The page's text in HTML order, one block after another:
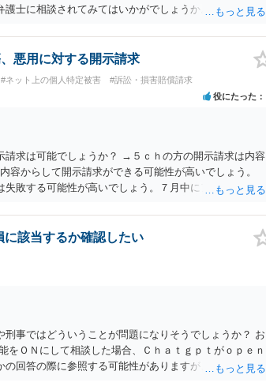
士に相談されてみてはいかがでしょうか。 また同時並
悪用に対する開示請求
#ネット上の個人特定被害 #訴訟・損害賠償請求
役にたった
請求は可能でしょうか？ →５ｃｈの方の開示請求は内容
からして開示請求ができる可能性が高いでしょう。
敗する可能性が高いでしょう。７月中にアカウントが
でしょうか？ →訴訟外の交渉で相手方が認めれば負担さ
合は、実際の弁護士費用が認められる場合と認められ
該当するか確認したい
事ではどういうことが問題になりそうでしょうか？ お
をＯＮにして相談した場合、Ｃｈａｔｇｐｔがｏｐｅｎ
回答の際に参照する可能性がありますが、個人名や会